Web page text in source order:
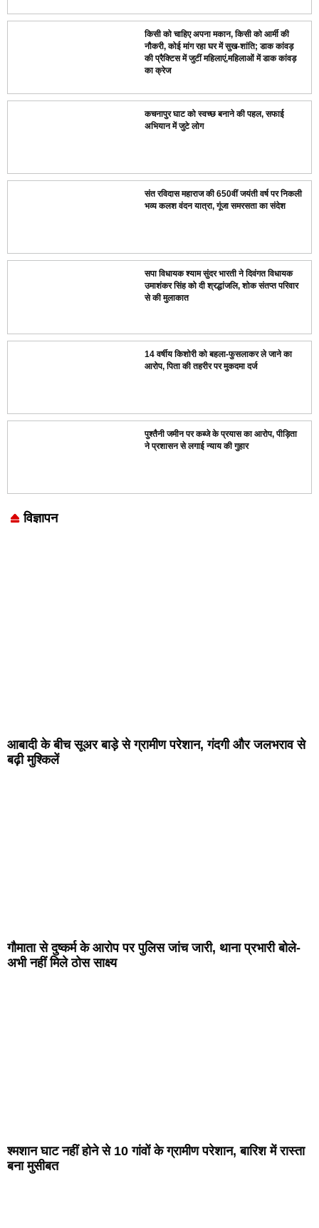
किसी को चाहिए अपना मकान, किसी को आर्मी की
नौकरी, कोई मांग रहा घर में सुख-शांति; डाक कांवड़
की प्रैक्टिस में जुटीं महिलाएं,महिलाओं में डाक कांवड़
का क्रेज
कचनापुर घाट को स्वच्छ बनाने की पहल, सफाई
अभियान में जुटे लोग
संत रविदास महाराज की 650वीं जयंती वर्ष पर निकली
भव्य कलश वंदन यात्रा, गूंजा समरसता का संदेश
सपा विधायक श्याम सुंदर भारती ने दिवंगत विधायक
उमाशंकर सिंह को दी श्रद्धांजलि, शोक संतप्त परिवार
से की मुलाकात
14 वर्षीय किशोरी को बहला-फुसलाकर ले जाने का
आरोप, पिता की तहरीर पर मुकदमा दर्ज
पुश्तैनी जमीन पर कब्जे के प्रयास का आरोप, पीड़िता
ने प्रशासन से लगाई न्याय की गुहार
विज्ञापन
आबादी के बीच सूअर बाड़े से ग्रामीण परेशान, गंदगी और जलभराव से
बढ़ी मुश्किलें
गौमाता से दुष्कर्म के आरोप पर पुलिस जांच जारी, थाना प्रभारी बोले-
अभी नहीं मिले ठोस साक्ष्य
श्मशान घाट नहीं होने से 10 गांवों के ग्रामीण परेशान, बारिश में रास्ता
बना मुसीबत